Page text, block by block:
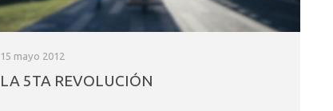
15 mayo 2012
LA 5TA REVOLUCIÓN